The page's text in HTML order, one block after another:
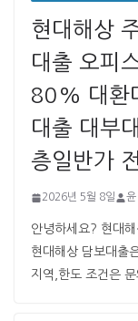
현대해상
대출 오피
80% 대환
대출 대부
층일반가
2026년 5월 8일 윤
안녕하세요? 현대
현대해상 담보대출
지역,한도 조건은